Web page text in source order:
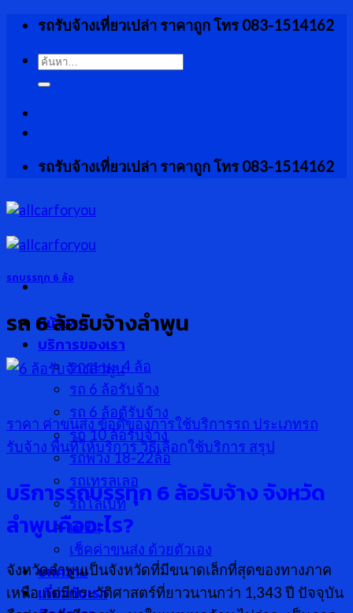
Skip
content
รถรับจ้างเที่ยวเปล่า ราคาถูก โทร 083-1514162
ค้นหา:
รถรับจ้างเที่ยวเปล่า ราคาถูก โทร 083-1514162
หน้าแรก
บริการของเรา
รกระบะ 4 ล้อ
รถ 6 ล้อรับจ้าง
รถ 6 ล้อตู้รับจ้าง
รถ 10 ล้อรับจ้าง
รถพ่วง 18-22ล้อ
รถเทรลเลอ
รถโลเบท
เครน
เช็คค่าขนส่ง ด้วยตัวเอง
บทความ
เกี่ยวกับเรา
รถบรรทุก 6 ล้อ
รถ 6 ล้อรับจ้างลำพูน
ราคา ค่าขนส่งข้อดีของการใช้บริการรถ ประเภทรถ
รับจ้าง พื้นที่ให้บริการวิธีเลือกใช้บริการ สรุป
บริการรถบรรทุก6 ล้อรับจ้าง จังหวัด
ลำพูนคืออะไร?
จังหวัดลำพูนเป็นจังหวัดที่มีขนาดเล็กที่สุดของทางภาค
เหนือ แต่มีประวัติศาสตร์ที่ยาวนานกว่า 1,343 ปี ปัจจุบัน